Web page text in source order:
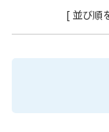
[ 並び順